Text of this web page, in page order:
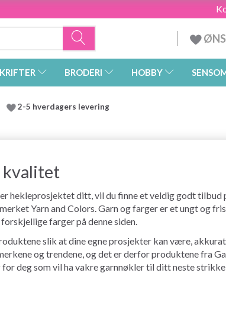
BRODERI HOBBY
2-5 hverdagers levering
kvalitet
ditt, vil du finne et veldig godt tilbud
Yarn and Colors. Garn og farger er et ungt og
farger på denne siden.
slik at dine egne prosjekter kan være,
og trendene, og det er derfor produktene fra
deg som vil ha vakre garnnøkler til ditt neste